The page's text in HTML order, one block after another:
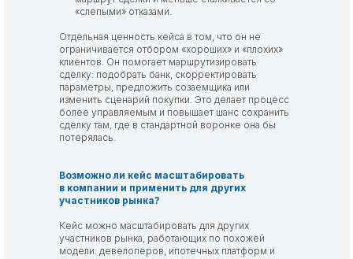
«слепыми» отказами.
Отдельная ценность кейса в том, что он не
ограничивается отбором «хороших» и «плохих»
клиентов. Он помогает маршрутизировать
сделку: подобрать банк, скорректировать
параметры, предложить созаемщика или
изменить сценарий покупки. Это делает процесс
более управляемым и повышает шанс сохранить
сделку там, где в стандартной воронке она бы
потерялась.
Возможно ли кейс масштабировать
в компании и применить для других
участников рынка?
Кейс можно масштабировать для других
участников рынка, работающих по похожей
модели: девелоперов, ипотечных платформ и